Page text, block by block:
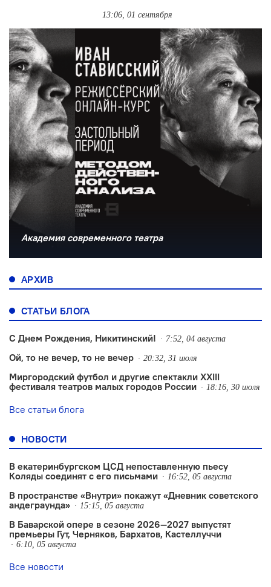
13:06, 01 сентября
Академия современного театра
АРХИВ
СТАТЬИ БЛОГА
С Днем Рождения, Никитинский! 7:52, 04 августа
Ой, то не вечер, то не вечер 20:32, 31 июля
Миргородский футбол и другие спектакли XXIII
фестиваля театров малых городов России
18:16, 30 июля
Все статьи блога
НОВОСТИ
В екатеринбургском ЦСД непоставленную пьесу
Коляды соединят с его письмами
16:52, 05 августа
В пространстве «Внутри» покажут «Дневник советского
андеграунда»
15:15, 05 августа
В Баварской опере в сезоне 2026—2027 выпустят
премьеры Гут, Черняков, Бархатов, Кастеллуччи
6:10, 05 августа
Все новости